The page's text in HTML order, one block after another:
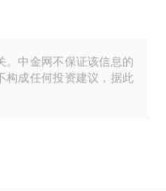
。中金网不保证该信息的
构成任何投资建议，据此